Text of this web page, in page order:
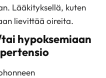
Lääkityksellä, kuten
lievittää oireita.
hypoksemiaan